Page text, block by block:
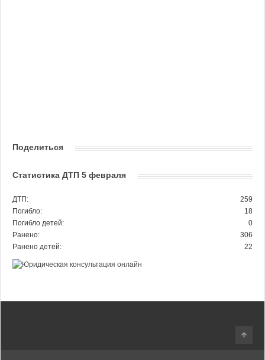
Поделиться
Статистика ДТП 5 февраля
ДТП:
259
Погибло:
18
Погибло детей:
0
Ранено:
306
Ранено детей:
22